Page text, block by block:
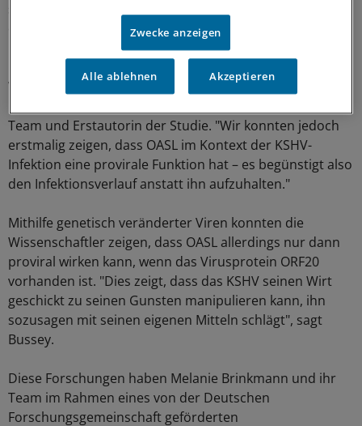
einen Komplex bildet.
Wirtsabwehr, es hat also eine antivirale Funktion", sagt
Team und Erstautorin der Studie. "Wir konnten jedoch
erstmalig zeigen, dass OASL im Kontext der KSHV-
Infektion eine provirale Funktion hat – es begünstigt also
den Infektionsverlauf anstatt ihn aufzuhalten."
Mithilfe genetisch veränderter Viren konnten die
Wissenschaftler zeigen, dass OASL allerdings nur dann
proviral wirken kann, wenn das Virusprotein ORF20
vorhanden ist. "Dies zeigt, dass das KSHV seinen Wirt
geschickt zu seinen Gunsten manipulieren kann, ihn
sozusagen mit seinen eigenen Mitteln schlägt", sagt
Bussey.
Diese Forschungen haben Melanie Brinkmann und ihr
Team im Rahmen eines von der Deutschen
Forschungsgemeinschaft geförderten
Zwecke anzeigen
Alle ablehnen Akzeptieren